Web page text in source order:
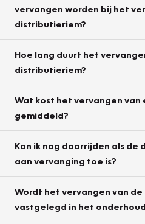
vervangen worden bij het
distributieriem?
Hoe lang duurt het
distributieriem?
Wat kost het vervangen
gemiddeld?
Kan ik nog doorrijden als de
aan vervanging toe is?
Wordt het vervangen van
vastgelegd in het